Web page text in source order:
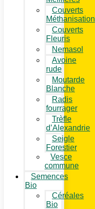
Couverts
Méthanisation
Couverts
Fleuris
Nemasol
Avoine
rude
Moutarde
Blanche
Radis
fourrager
Trèfle
d’Alexandrie
Seigle
Forestier
Vesce
commune
Semences
Bio
Céréales
Bio